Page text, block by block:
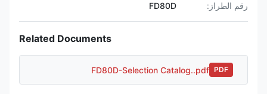
رقم الطراز:
FD80D
Related Documents
FD80D-Selection Catalog..pdf